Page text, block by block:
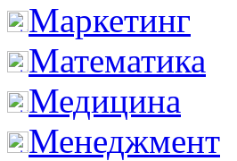
Маркетинг
Математика
Медицина
Менеджмент